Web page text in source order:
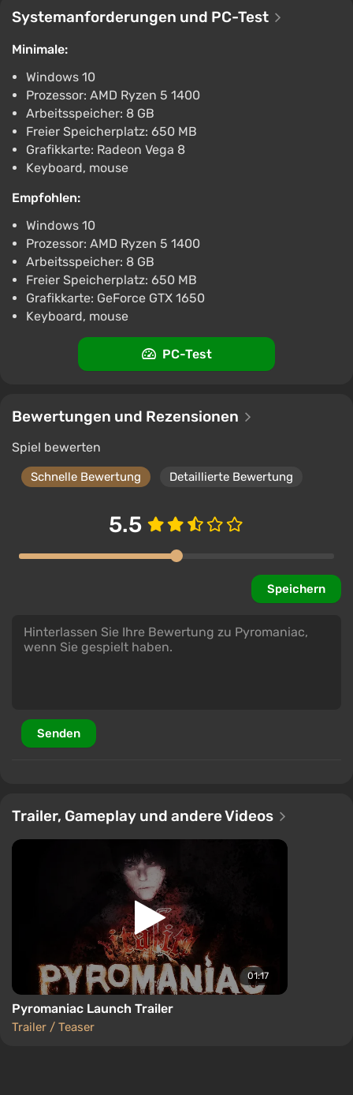
Fund näher zur Lösung des Geheimnisses der Stadt
Straßen verbergen.
Systemanforderungen und PC-Test
Minimale:
Windows 10
Prozessor: AMD Ryzen 5 1400
Arbeitsspeicher: 8 GB
Freier Speicherplatz: 650 MB
Grafikkarte: Radeon Vega 8
Keyboard, mouse
Empfohlen:
Windows 10
Prozessor: AMD Ryzen 5 1400
Arbeitsspeicher: 8 GB
Freier Speicherplatz: 650 MB
Grafikkarte: GeForce GTX 1650
Keyboard, mouse
PC-Test
Bewertungen und Rezensionen
Spiel bewerten
Schnelle Bewertung Detaillierte Bewertung
5.5
Speichern
Senden
Trailer, Gameplay und andere Videos
01:17
Pyromaniac Launch Trailer
Trailer / Teaser